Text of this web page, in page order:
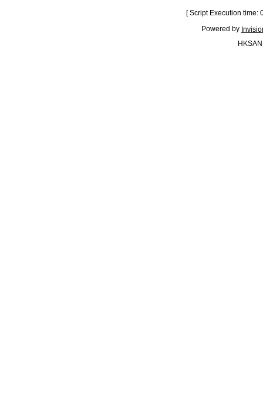
[ Script Execution
Powered by